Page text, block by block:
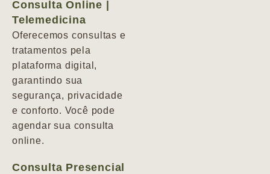
Consulta Online |
Telemedicina
Oferecemos consultas e
tratamentos pela
plataforma digital,
garantindo sua
segurança, privacidade
e conforto. Você pode
agendar sua consulta
online.
Consulta Presencial